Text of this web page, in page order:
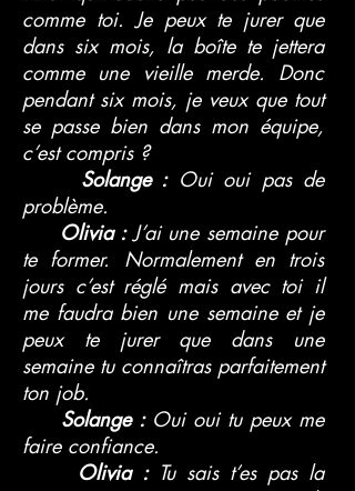
comme toi. Je peux te jurer que
dans six mois, la boîte te jettera
comme une vieille merde. Donc
pendant six mois, je veux que tout
se passe bien dans mon équipe,
c’est compris ?
Solange : Oui oui pas de
problème.
Olivia :J’ai une semaine pour
te former. Normalement en trois
jours c’est réglé mais avec toi il
me faudra bien une semaine et je
peux te jurer que dans une
semaine tu connaîtras parfaitement
ton job.
Solange : Oui oui tu peux me
faire confiance.
Olivia : Tu sais t’es pas la